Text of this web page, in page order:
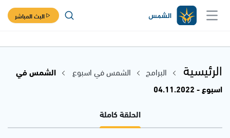
البث المباشر
الرئيسية البرامج الشمس في اسبوع
الشمس في
اسبوع - 04.11.2022
الحلقة كاملة